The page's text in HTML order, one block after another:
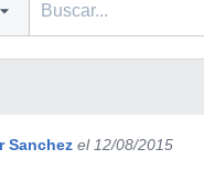
Sanchez el 12/08/2015